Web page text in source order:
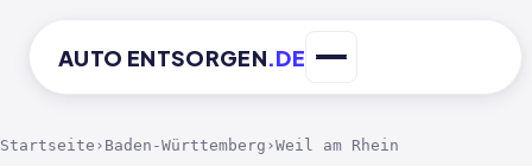
AUTO ENTSORGEN.DE
Startseite › Baden-Württemberg ›Weil am Rhein